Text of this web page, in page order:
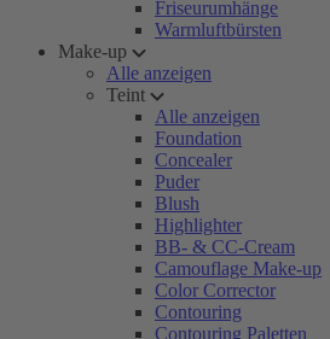
Friseurumhänge
Warmluftbürsten
Make-up
Alle anzeigen
Teint
Alle anzeigen
Foundation
Concealer
Puder
Blush
Highlighter
BB- & CC-Cream
Camouflage Make-up
Color Corrector
Contouring
Contouring Paletten